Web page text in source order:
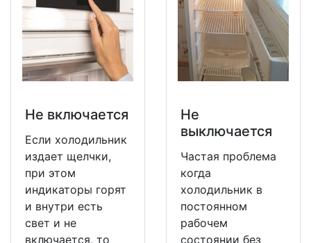
Не включается
Если холодильник
издает щелчки,
при этом
индикаторы горят
и внутри есть
свет и не
включается, то
Не
выключается
Частая проблема
когда
холодильник в
постоянном
рабочем
состоянии без